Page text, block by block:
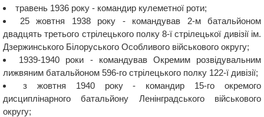
травень 1936 року - командир кулеметної роти;
25 жовтня 1938 року - командував 2-м батальйоном
двадцять третього стрілецького полку 8-ї стрілецької дивізії ім.
Дзержинського Білоруського Особливого військового округу;
1939-1940 роки - командував Окремим розвідувальним
лижвяним батальйоном 596-го стрілецького полку 122-ї дивізії;
з жовтня 1940 року - командир 15-го окремого
дисциплінарного батальйону Ленінградського військового
округу;